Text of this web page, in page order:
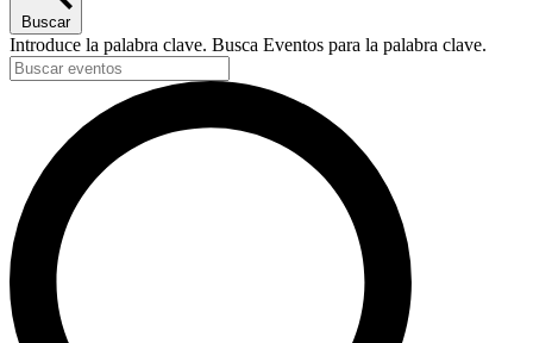
Buscar
Introduce la palabra clave. Busca Eventos para la palabra clave.